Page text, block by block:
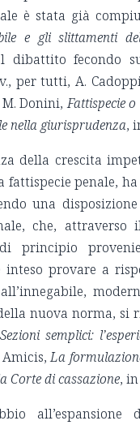
è stata già
e gli slittamenti
dibattito fecondo
per tutti, A.
M. Donini,Fattispecie o
nella giurisprudenza,
della crescita
fattispecie penale,
una
che,
principio
inteso provare a
nuova norma, si
semplici:
Amicis,La
Corte di cassazione,
all’espansione